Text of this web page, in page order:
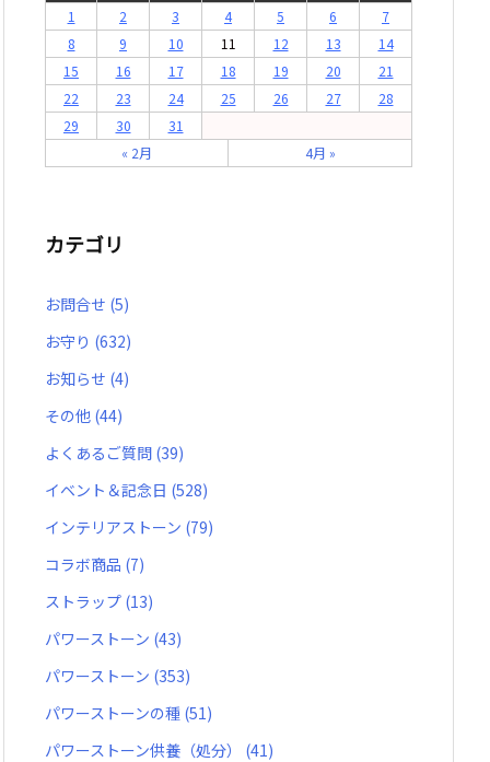
1
2 3 4 5 6
7
8
9 10 11 12 13
14
15
16 17 18 19 20
21
22
23 24 25 26 27
28
29
30
31
« 2月
4月 »
カテゴリ
お問合せ (5)
お守り (632)
お知らせ (4)
その他 (44)
よくあるご質問 (39)
イベント＆記念日 (528)
インテリアストーン (79)
コラボ商品 (7)
ストラップ (13)
パワーストーン (43)
パワーストーン (353)
パワーストーンの種 (51)
パワーストーン供養（処分） (41)